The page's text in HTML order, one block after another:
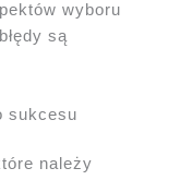
wyboru
są
sukcesu
należy